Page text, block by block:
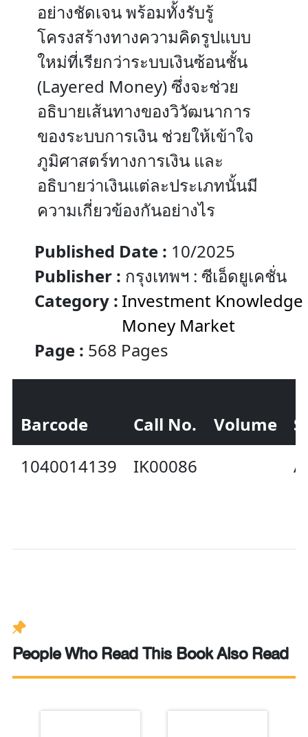
อย่างชัดเจน พร้อมทั้งรับรู้
โครงสร้างทางความคิดรูปแบบ
ใหม่ที่เรียกว่าระบบเงินซ้อนชั้น
(Layered Money) ซึ่งจะช่วย
อธิบายเส้นทางของวิวัฒนาการ
ของระบบการเงิน ช่วยให้เข้าใจ
ภูมิศาสตร์ทางการเงิน และ
อธิบายว่าเงินแต่ละประเภทนั้นมี
ความเกี่ยวข้องกันอย่างไร
Published Date : 10/2025
Publisher :
กรุงเทพฯ : ซีเอ็ดยูเคชั่น
Category : Investment Knowledge
Money Market
Page : 568 Pages
Barcode Call No. Volume
1040014139
IK00086
People Who Read This Book Also Read